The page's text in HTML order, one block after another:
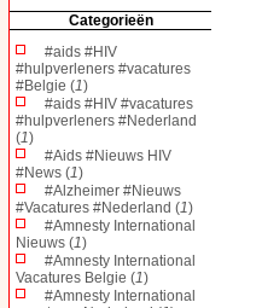
Categorieën
#aids #HIV
#hulpverleners #vacatures
#Belgie (1)
#aids #HIV #vacatures
#hulpverleners #Nederland
(1)
#Aids #Nieuws HIV
#News (1)
#Alzheimer #Nieuws
#Vacatures #Nederland (1)
#Amnesty International
Nieuws (1)
#Amnesty International
Vacatures Belgie (1)
#Amnesty International